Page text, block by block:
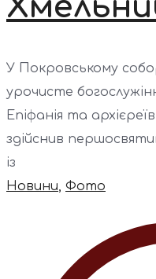
У Покровському
урочисте
Епіфанія та
здійснив
із
Новини, Фото